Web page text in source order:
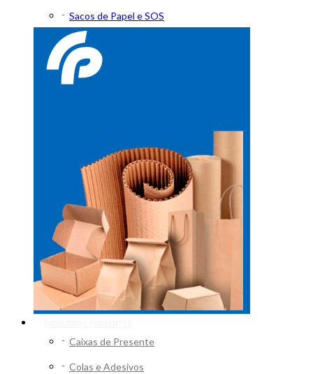
Sacos de Papel e SOS
Caixas de Presente
Colas e Adesivos